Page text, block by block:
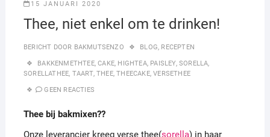
15 JANUARI 2020
Thee, niet enkel om te drinken!
BERICHT DOOR BAKMUTSENZO BLOG, RECEPTEN
BAKKENMETHTEE,CAKE, HIGHTEA, PAISLEY,SORELLA,
SORELLATHEE, TAART, THEE,THEECAKE,VERSETHEE
GEEN REACTIES
Thee bij bakmixen??
Onze leverancier kreeg verse thee(sorella) in haar